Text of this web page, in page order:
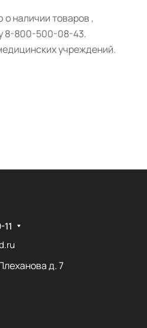
наличии товаров ,
8-800-500-08-43.
учреждений.
д. 7